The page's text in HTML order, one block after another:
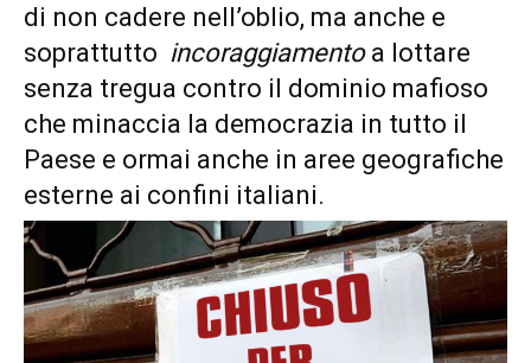
di non cadere nell’oblio, ma anche e
soprattutto incoraggiamentoa lottare
senza tregua contro il dominio mafioso
che minaccia la democrazia in tutto il
Paese e ormai anche in aree geografiche
esterne ai confini italiani.